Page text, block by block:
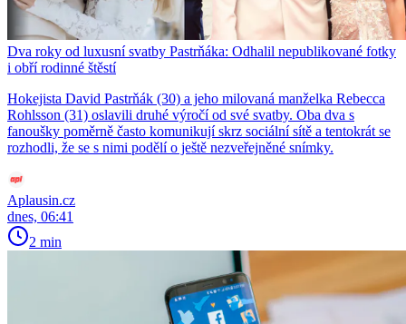
Dva roky od luxusní svatby Pastrňáka: Odhalil nepublikované fotky
i obří rodinné štěstí
Hokejista David Pastrňák (30) a jeho milovaná manželka Rebecca
Rohlsson (31) oslavili druhé výročí od své svatby. Oba dva s
fanoušky poměrně často komunikují skrz sociální sítě a tentokrát se
rozhodli, že se s nimi podělí o ještě nezveřejněné snímky.
Aplausin.cz
dnes, 06:41
2 min